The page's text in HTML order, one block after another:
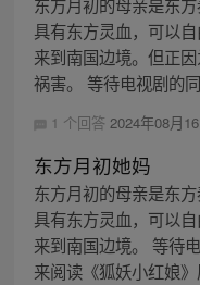
具有东方灵血，可以
来到南国边境。但正
祸害。 等待电视剧的
1 个回答 2024年08月
东方月初她妈
东方月初的母亲是东
具有东方灵血，可以
来到南国边境。 等待
来阅读《狐妖小红娘》